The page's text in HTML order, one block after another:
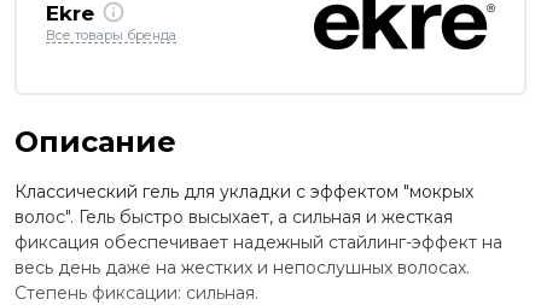
Ekre
Все товары бренда
Описание
Классический гель для укладки с эффектом "мокрых
волос". Гель быстро высыхает, а сильная и жесткая
фиксация обеспечивает надежный стайлинг-эффект на
весь день даже на жестких и непослушных волосах.
Степень фиксации: сильная.